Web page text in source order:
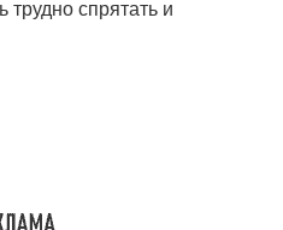
трудно спрятать и